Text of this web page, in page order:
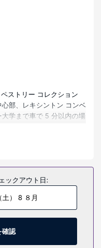
ストリー コレクション
部、レキシントン コンベ
学まで車で 5 分以内の場
まで 3.1 km の場所にあ
薄型テレビがあります。
掛け布団、高級寝具が備
)をご利用いただけます。
ィ (無料)、ヘアドライヤ
ックアウト日:
（土） 8 ８月
確認